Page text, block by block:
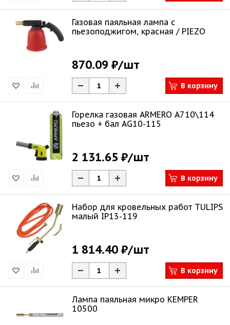
Газовая паяльная лампа с
пьезоподжигом, красная / PIEZO
870.09 ₽/шт
В корзину
Горелка газовая ARMERO A710\114
пьезо + бал AG10-115
2 131.65 ₽/шт
В корзину
Набор для кровельных работ TULIPS
малый IP13-119
1 814.40 ₽/шт
В корзину
Лампа паяльная микро KEMPER
10500